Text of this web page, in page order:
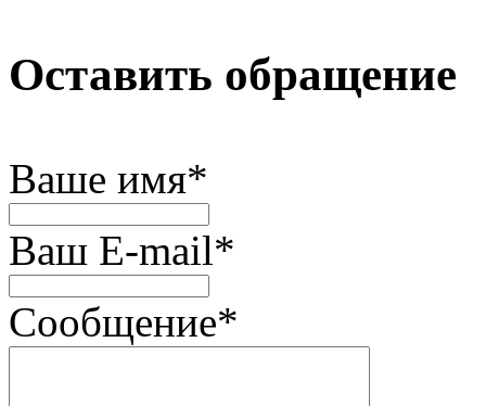
Оставить обращение
Ваше имя*
Ваш E-mail*
Сообщение*